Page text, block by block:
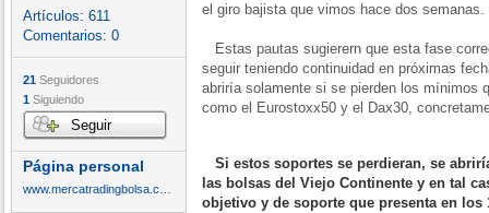
Artículos: 611
Comentarios: 0
21 Seguidores
1 Siguiendo
Seguir
Página personal
el giro bajista que vimos hace dos semanas.
Estas pautas sugierern que esta fase
seguir teniendo continuidad en próximas
abriría solamente si se pierden los mínimos
como el Eurostoxx50 y el Dax30,
Si estos soportes se perdieran, se
las bolsas del Viejo Continente y en tal
objetivo y de soporte que presenta en los